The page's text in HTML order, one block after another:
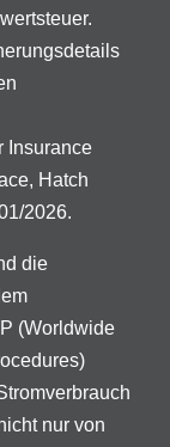
Insurance
Hatch
2026.
die
(Worldwide
nur von